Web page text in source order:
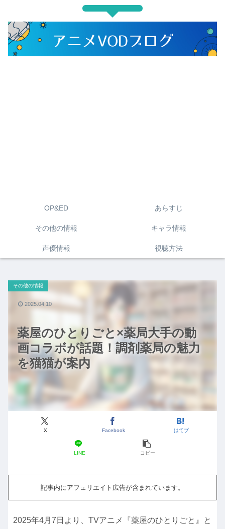
OP&ED あらすじ
その他の情報 キャラ情報
声優情報 視聴方法
薬屋のひとりごと×薬局大手の動
画コラボが話題！調剤薬局の魅力
を猫猫が案内
その他の情報
X Facebook はてブ
LINE コピー
2025.04.10
記事内にアフェリエイト広告が含まれています。
2025年4月7日より、TVアニメ『薬屋のひとりごと』と